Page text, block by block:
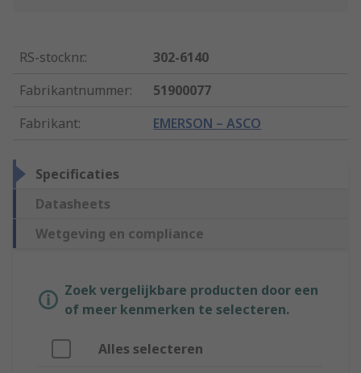
RS-stocknr.:
302-6140
Fabrikantnummer:
51900077
Fabrikant: EMERSON – ASCO
Specificaties
Datasheets
Wetgeving en compliance
Zoek vergelijkbare producten door een
of meer kenmerken te selecteren.
Alles selecteren